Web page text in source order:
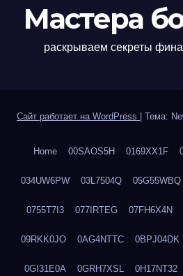
Мастера
раскрываем секреты
Сайт работает на WordPress | Тема:
Home 00SAOS5H 0169XX1F
034UW6PW 03L7504Q 05G55WBQ
0755T7I3 077IRTEG 07FH6X4N
09RKK0JO 0AG4NTTC 0BPJ04DK
0GI31E0A 0GRH7XSL 0H17NT32